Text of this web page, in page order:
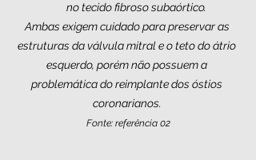
no tecido fibroso subaórtico.
Ambas exigem cuidado para preservar as
estruturas da válvula mitral e o teto do átrio
esquerdo, porém não possuem a
problemática do reimplante dos óstios
coronarianos.
Fonte: referência 02